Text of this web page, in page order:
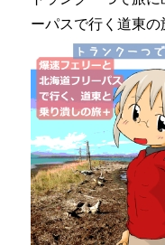
ーパスで行く道東の